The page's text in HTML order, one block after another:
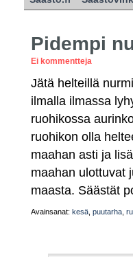
Pidempi
Ei kommentteja
Jätä helteillä
ilmalla ilmassa
ruohikossa
ruohikon olla
maahan asti ja
maahan ulottuvat
maasta. Säästät
Avainsanat: kesä puutarha